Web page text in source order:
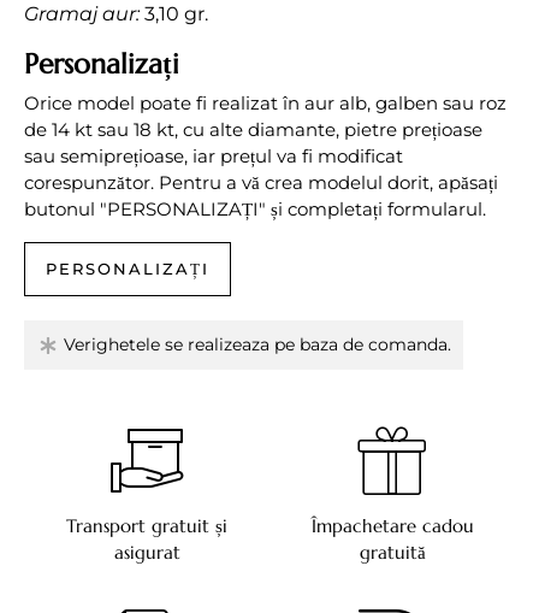
Gramaj aur:3,10 gr.
Personalizați
Orice model poate fi realizat în aur alb, galben sau roz
de 14 kt sau 18 kt, cu alte diamante, pietre prețioase
sau semiprețioase, iar prețul va fi modificat
corespunzător. Pentru a vă crea modelul dorit, apăsați
butonul "PERSONALIZAȚI" și completați formularul.
PERSONALIZAȚI
Verighetele se realizeaza pe baza de comanda.
Transport gratuit și
asigurat
Împachetare cadou
gratuită